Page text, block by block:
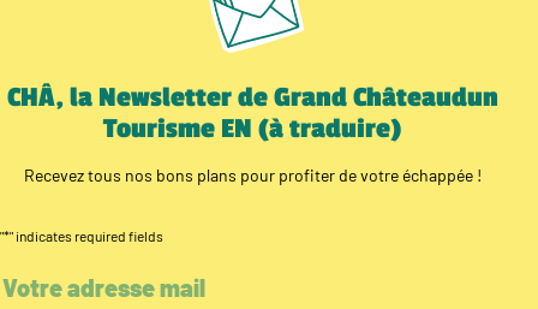
CHÂ, la Newsletter de Grand Châteaudun
Tourisme EN (à traduire)
Recevez tous nos bons plans pour profiter de votre échappée !
"*" indicates required fields